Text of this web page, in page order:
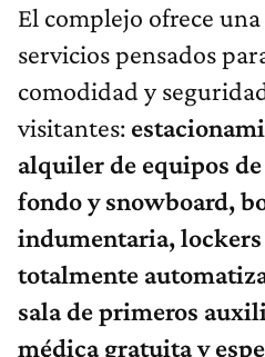
El complejo ofrece
servicios pensados
comodidad y
visitantes:
alquiler de equipos
fondo y snowboard,
indumentaria, lockers
totalmente
sala de primeros
médica gratuita y